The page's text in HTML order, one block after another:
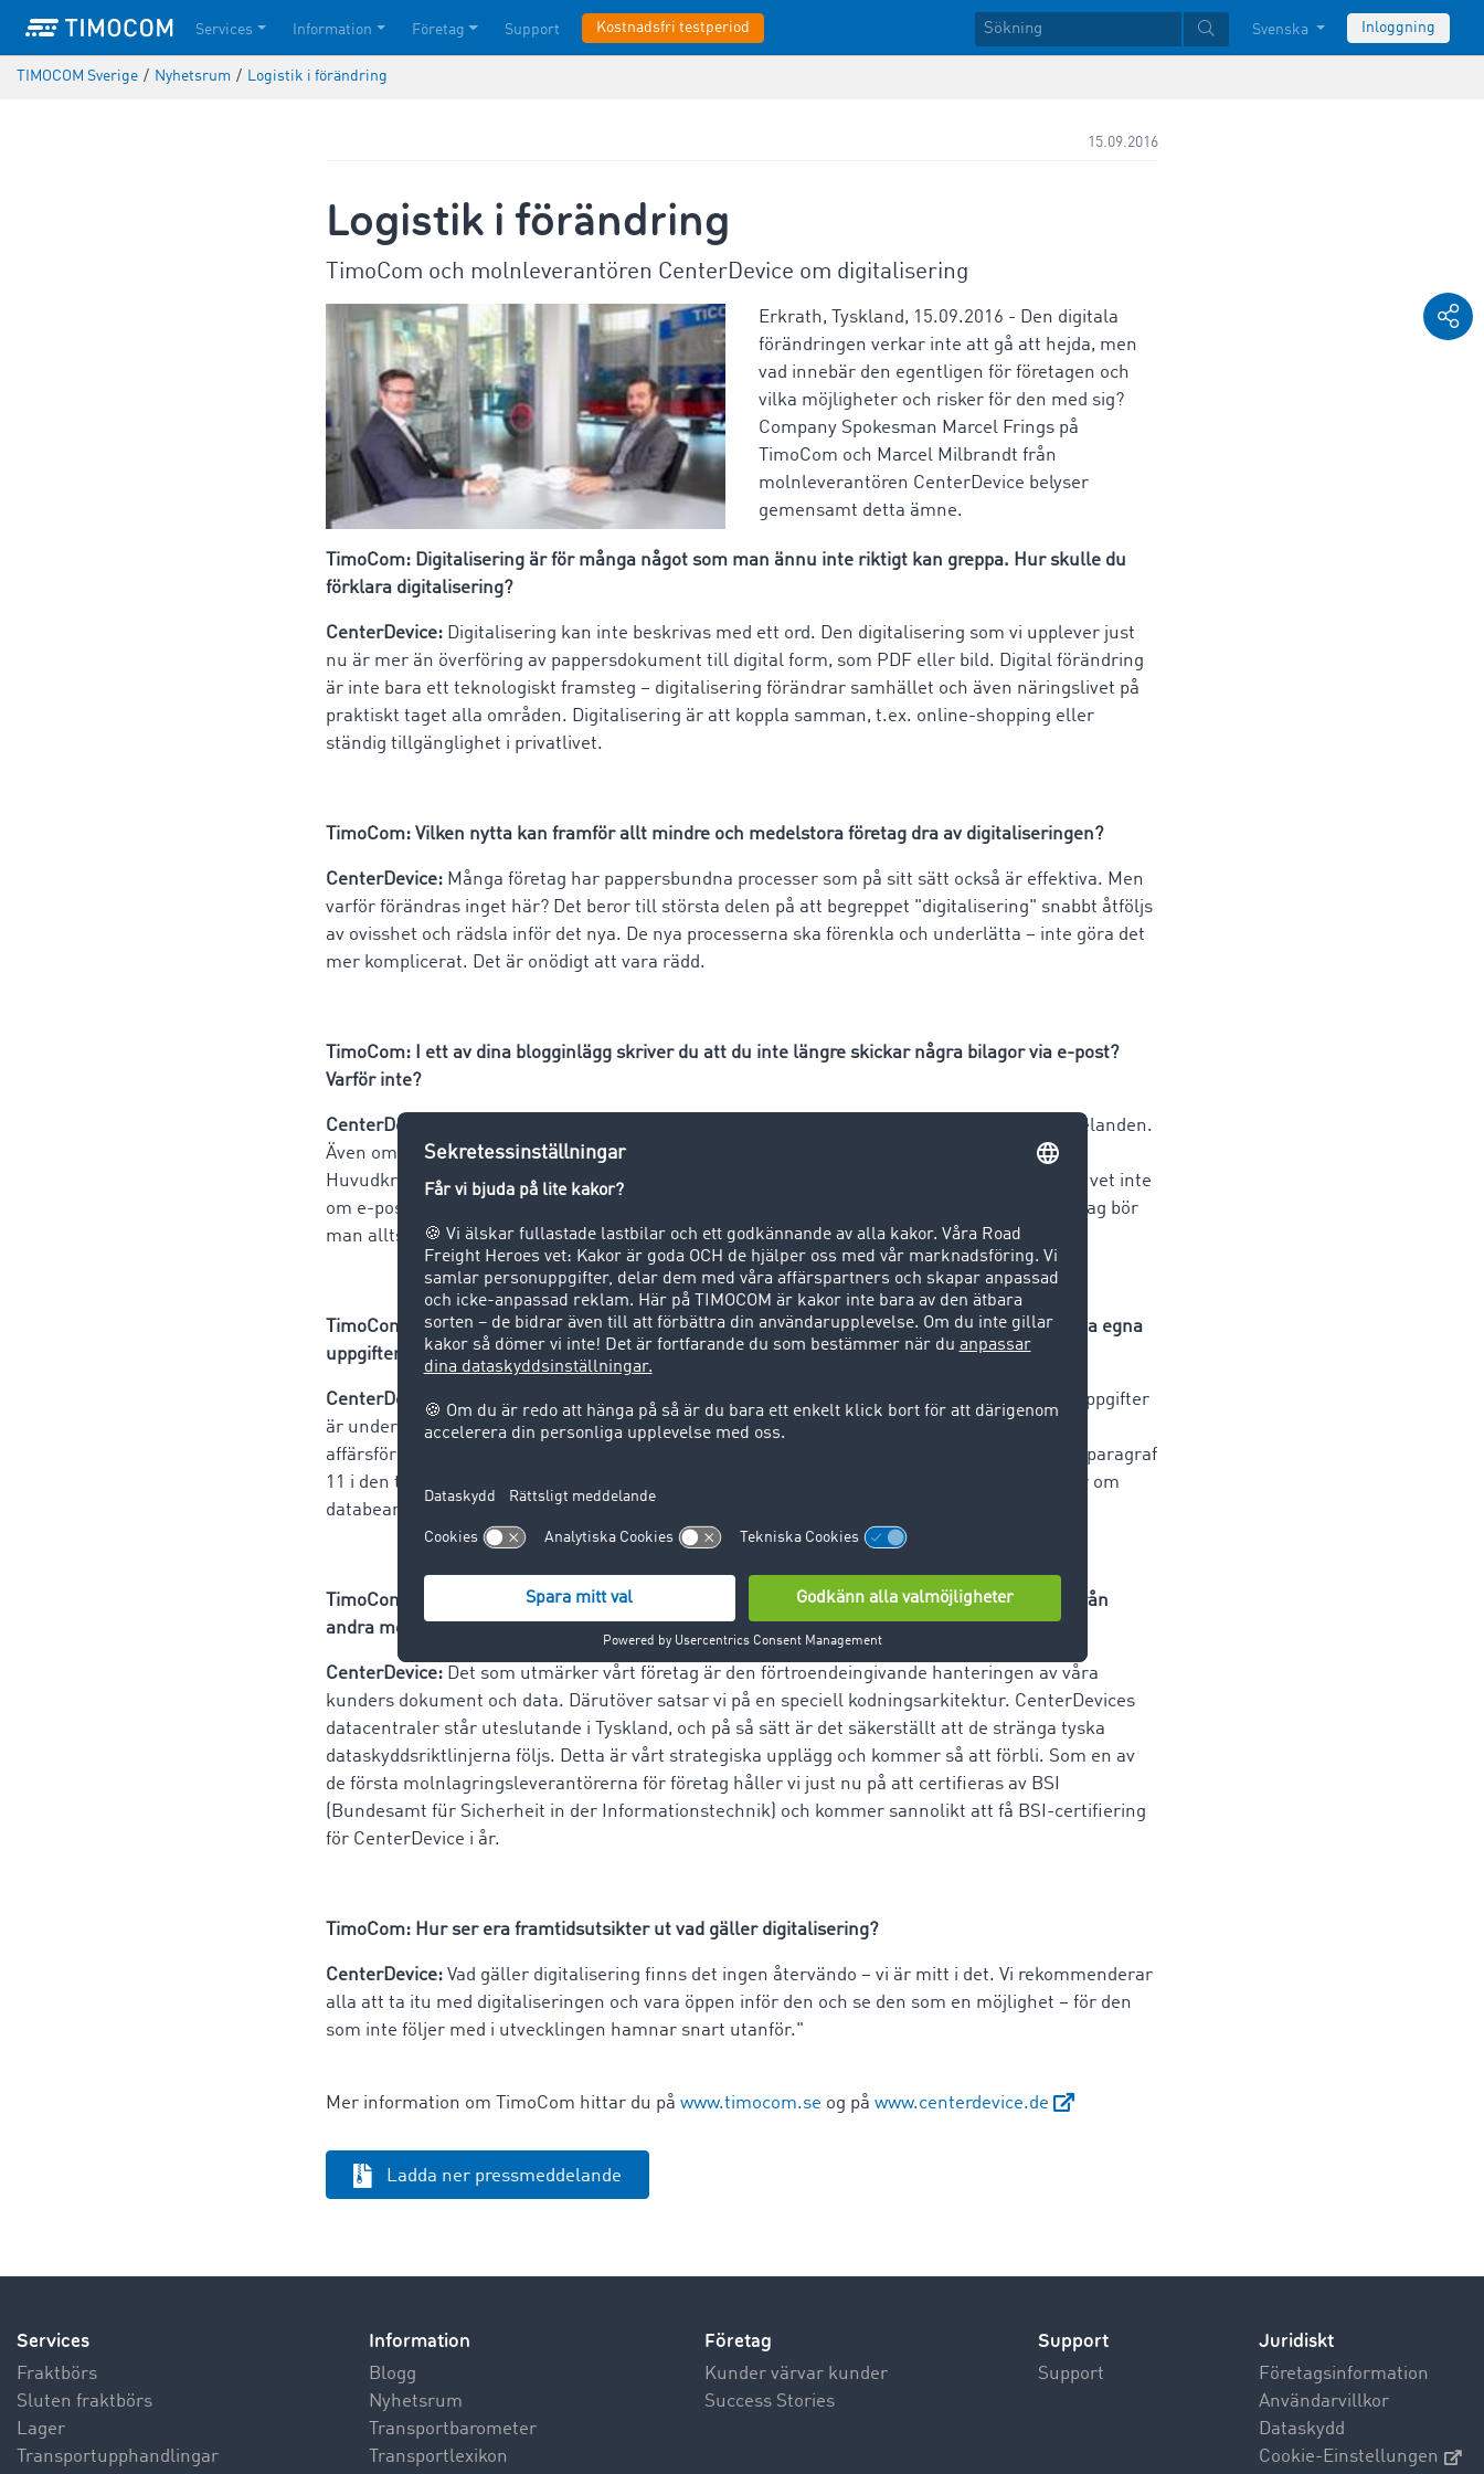
Services Information Företag Support Kostnadsfri testperiod Svenska Inloggning
TIMOCOM Sverige / Nyhetsrum / Logistik i förändring
15.09.2016
Logistik i förändring
TimoCom och molnleverantören CenterDevice om digitalisering
Erkrath, Tyskland, 15.09.2016 - Den digitala
förändringen verkar inte att gå att hejda, men
vad innebär den egentligen för företagen och
vilka möjligheter och risker för den med sig?
Company Spokesman Marcel Frings på
TimoCom och Marcel Milbrandt från
molnleverantören CenterDevice belyser
gemensamt detta ämne.
TimoCom: Digitalisering är för många något som man ännu inte riktigt kan greppa. Hur skulle du
förklara digitalisering?
CenterDevice: Digitalisering kan inte beskrivas med ett ord. Den digitalisering som vi upplever just
nu är mer än överföring av pappersdokument till digital form, som PDF eller bild. Digital förändring
är inte bara ett teknologiskt framsteg – digitalisering förändrar samhället och även näringslivet på
praktiskt taget alla områden. Digitalisering är att koppla samman, t.ex. online-shopping eller
ständig tillgänglighet i privatlivet.
TimoCom: Vilken nytta kan framför allt mindre och medelstora företag dra av digitaliseringen?
CenterDevice: Många företag har pappersbundna processer som på sitt sätt också är effektiva. Men
varför förändras inget här? Det beror till största delen på att begreppet "digitalisering" snabbt åtföljs
av ovisshet och rädsla inför det nya. De nya processerna ska förenkla och underlätta – inte göra det
mer komplicerat. Det är onödigt att vara rädd.
TimoCom: I ett av dina blogginlägg skriver du att du inte längre skickar några bilagor via e-post?
Varför inte?
CenterDevice:
Det finns många orsaker till det. T.ex. storleksbegränsningen på e-postmeddelanden.
Även om jag lyckas skicka iväg ett meddelande, så kan kanske inte mottagaren ta emot det.
Huvudkriteriet är dock säkerheten. Överföringen av e-postmeddelanden är helt okodad. Jag vet inte
om e-postmeddelandena plockas upp, läses eller – i värsta fall – ändras på vägen. Som företag bör
man alltså satsa på en säker och enkel lösning för filutbytet.
TimoCom: Apropå datasäkerhet: Naturligtvis vill ingen behöva oroa sig för säkerheten för sina egna
uppgifter eller data. Vilka riktlinjer finns det för detta i Tyskland?
CenterDevice:
Den tyska dataskyddslagen anses vara en av de strängaste i Europa. Personuppgifter
är underkastade ett särskilt skydd. När man använder sig av en molnlagringstjänst vid
affärsförbindelser för utbyte av dokument föreligger nästan alltid en databearbetning enligt paragraf
11 i den tyska dataskyddslagen. En molnleverantör ska alltså ingå ett avtal med sina kunder om
databearbetning.
TimoCom: Hur är ert företag utformat vad gäller säkerhet och hur skiljer sig CenterDevice från
andra molnleverantörer?
CenterDevice: Det som utmärker vårt företag är den förtroendeingivande hanteringen av våra
kunders dokument och data. Därutöver satsar vi på en speciell kodningsarkitektur. CenterDevices
datacentraler står uteslutande i Tyskland, och på så sätt är det säkerställt att de stränga tyska
dataskyddsriktlinjerna följs. Detta är vårt strategiska upplägg och kommer så att förbli. Som en av
de första molnlagringsleverantörerna för företag håller vi just nu på att certifieras av BSI
(Bundesamt für Sicherheit in der Informationstechnik) och kommer sannolikt att få BSI-certifiering
för CenterDevice i år.
TimoCom: Hur ser era framtidsutsikter ut vad gäller digitalisering?
CenterDevice: Vad gäller digitalisering finns det ingen återvändo – vi är mitt i det. Vi rekommenderar
alla att ta itu med digitaliseringen och vara öppen inför den och se den som en möjlighet – för den
som inte följer med i utvecklingen hamnar snart utanför."
Mer information om TimoCom hittar du på www.timocom.se og på www.centerdevice.de
Ladda ner pressmeddelande
Services
Fraktbörs
Sluten fraktbörs
Lager
Transportupphandlingar
Information
Blogg
Nyhetsrum
Transportbarometer
Transportlexikon
Företag
Kunder värvar kunder
Success Stories
Support
Support
Juridiskt
Företagsinformation
Användarvillkor
Dataskydd
Cookie-Einstellungen